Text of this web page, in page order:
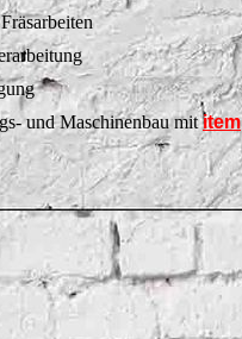
und Maschinenbau mititem